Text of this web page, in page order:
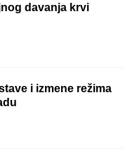
davanja krvi
i izmene režima